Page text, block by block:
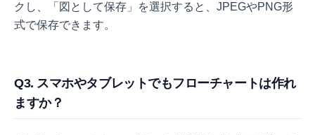
クし、「図として保存」を選択すると、JPEGやPNG形
式で保存できます。
Q3. スマホやタブレットでもフローチャートは作れ
ますか？